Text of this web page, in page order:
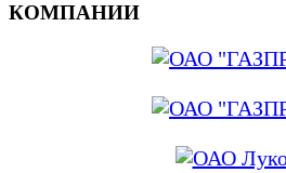
КОМПАНИИ